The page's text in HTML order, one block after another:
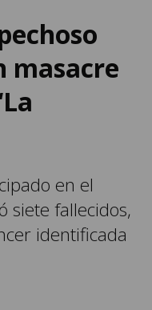
masacre
en el
siete fallecidos,
identificada